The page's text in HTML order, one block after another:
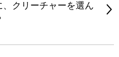
クリーチャーを選ん